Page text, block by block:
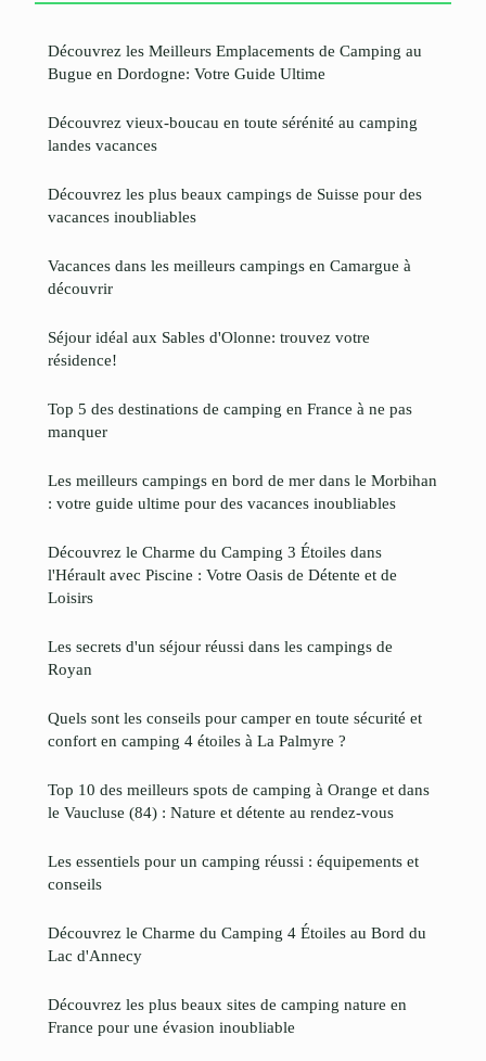
Découvrez les Meilleurs Emplacements de Camping au
Bugue en Dordogne: Votre Guide Ultime
Découvrez vieux-boucau en toute sérénité au camping
landes vacances
Découvrez les plus beaux campings de Suisse pour des
vacances inoubliables
Vacances dans les meilleurs campings en Camargue à
découvrir
Séjour idéal aux Sables d'Olonne: trouvez votre
résidence!
Top 5 des destinations de camping en France à ne pas
manquer
Les meilleurs campings en bord de mer dans le Morbihan
: votre guide ultime pour des vacances inoubliables
Découvrez le Charme du Camping 3 Étoiles dans
l'Hérault avec Piscine : Votre Oasis de Détente et de
Loisirs
Les secrets d'un séjour réussi dans les campings de
Royan
Quels sont les conseils pour camper en toute sécurité et
confort en camping 4 étoiles à La Palmyre ?
Top 10 des meilleurs spots de camping à Orange et dans
le Vaucluse (84) : Nature et détente au rendez-vous
Les essentiels pour un camping réussi : équipements et
conseils
Découvrez le Charme du Camping 4 Étoiles au Bord du
Lac d'Annecy
Découvrez les plus beaux sites de camping nature en
France pour une évasion inoubliable